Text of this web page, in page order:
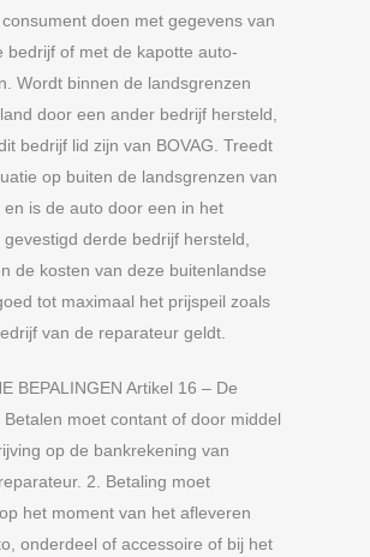
doen met gegevens van
bedrijf of met de kapotte auto-
Wordt binnen de landsgrenzen
door een ander bedrijf hersteld,
bedrijf lid zijn van BOVAG. Treedt
op buiten de landsgrenzen van
en is de auto door een in het
derde bedrijf hersteld,
de kosten van deze buitenlandse
tot maximaal het prijspeil zoals
van de reparateur geldt.
BEPALINGEN Artikel 16 – De
Betalen moet contant of door middel
op de bankrekening van
2. Betaling moet
het moment van het afleveren
onderdeel of accessoire of bij het